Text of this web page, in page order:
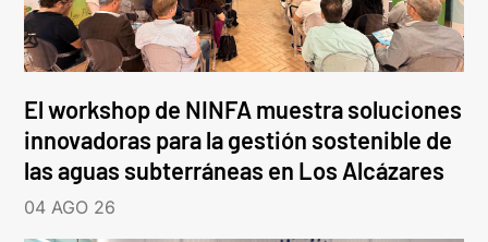
El workshop de NINFA muestra soluciones
innovadoras para la gestión sostenible de
las aguas subterráneas en Los Alcázares
04 AGO 26